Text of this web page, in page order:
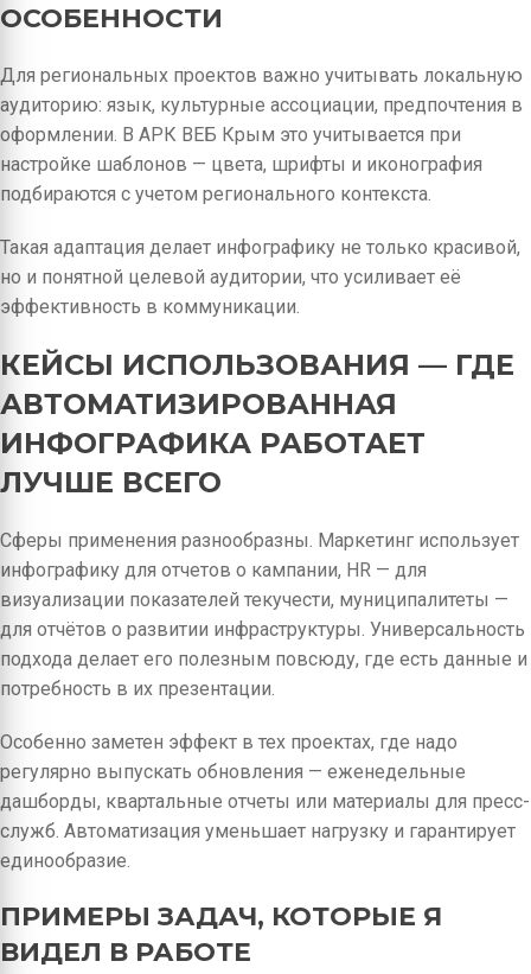
ОСОБЕННОСТИ
Для региональных проектов важно учитывать локальную
аудиторию: язык, культурные ассоциации, предпочтения в
оформлении. В АРК ВЕБ Крым это учитывается при
настройке шаблонов — цвета, шрифты и иконография
подбираются с учетом регионального контекста.
Такая адаптация делает инфографику не только красивой,
но и понятной целевой аудитории, что усиливает её
эффективность в коммуникации.
КЕЙСЫ ИСПОЛЬЗОВАНИЯ — ГДЕ
АВТОМАТИЗИРОВАННАЯ
ИНФОГРАФИКА РАБОТАЕТ
ЛУЧШЕ ВСЕГО
Сферы применения разнообразны. Маркетинг использует
инфографику для отчетов о кампании, HR — для
визуализации показателей текучести, муниципалитеты —
для отчётов о развитии инфраструктуры. Универсальность
подхода делает его полезным повсюду, где есть данные и
потребность в их презентации.
Особенно заметен эффект в тех проектах, где надо
регулярно выпускать обновления — еженедельные
дашборды, квартальные отчеты или материалы для пресс-
служб. Автоматизация уменьшает нагрузку и гарантирует
единообразие.
ПРИМЕРЫ ЗАДАЧ, КОТОРЫЕ Я
ВИДЕЛ В РАБОТЕ